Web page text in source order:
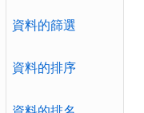
資料的篩選
資料的排序